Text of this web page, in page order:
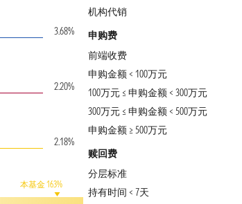
3.68%
2.20%
2.18%
本基金 163%
机构代销
申购费
前端收费
申购金额 < 100万元
100万元 ≤ 申购金额 < 300万元
300万元 ≤ 申购金额 < 500万元
申购金额 ≥ 500万元
赎回费
分层标准
持有时间 < 7天